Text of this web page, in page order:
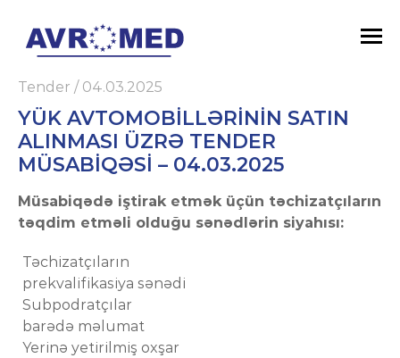
Tender / 04.03.2025
YÜK AVTOMOBILLƏRININ SATIN
ALINMASI ÜZRƏ TENDER
MÜSABIQƏSI – 04.03.2025
Müsabiqədə iştirak etmək üçün təchizatçıların
təqdim etməli olduğu sənədlərin siyahısı:
Təchizatçıların
prekvalifikasiya sənədi
Subpodratçılar
barədə məlumat
Yerinə yetirilmiş oxşar